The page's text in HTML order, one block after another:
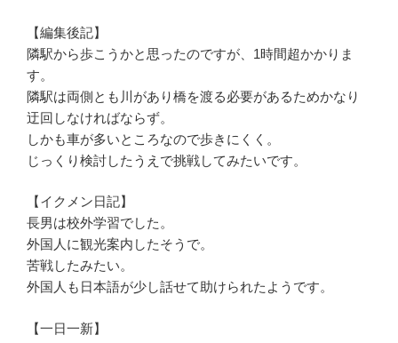
【編集後記】
隣駅から歩こうかと思ったのですが、1時間超かかりま
す。
隣駅は両側とも川があり橋を渡る必要があるためかなり
迂回しなければならず。
しかも車が多いところなので歩きにくく。
じっくり検討したうえで挑戦してみたいです。
【イクメン日記】
長男は校外学習でした。
外国人に観光案内したそうで。
苦戦したみたい。
外国人も日本語が少し話せて助けられたようです。
【一日一新】